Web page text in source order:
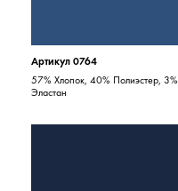
Артикул 0764
57% Хлопок, 40% Полиэстер, 3%
Эластан